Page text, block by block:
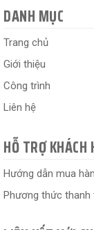
DANH MỤC
Trang chủ
Giới thiệu
Công trình
Liên hệ
HỖ TRỢ KHÁCH
Hướng dẫn mua
Phương thức thanh